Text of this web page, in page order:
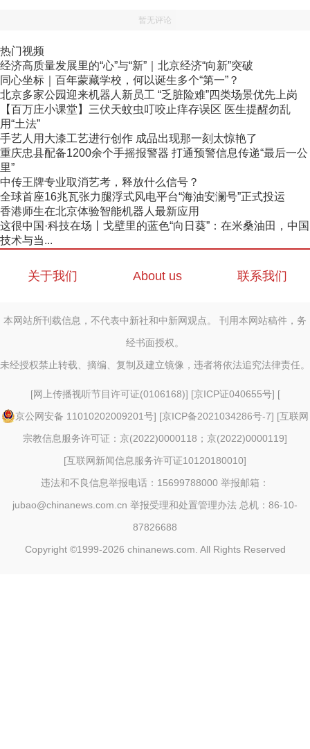
暂无评论
热门视频
经济高质量发展里的“心”与“新”｜北京经济“向新”突破
同心坐标｜百年蒙藏学校，何以诞生多个“第一”？
北京多家公园迎来机器人新员工 “乏脏险难”四类场景优先上岗
【百万庄小课堂】三伏天蚊虫叮咬止痒存误区 医生提醒勿乱
用“土法”
手艺人用大漆工艺进行创作 成品出现那一刻太惊艳了
重庆忠县配备1200余个手摇报警器 打通预警信息传递“最后一公
里”
中传王牌专业取消艺考，释放什么信号？
全球首座16兆瓦张力腿浮式风电平台“海油安澜号”正式投运
香港师生在北京体验智能机器人最新应用
这很中国·科技在场丨戈壁里的蓝色“向日葵”：在米桑油田，中国
技术与当...
关于我们 About us 联系我们
本网站所刊载信息，不代表中新社和中新网观点。 刊用本网站稿件，务
经书面授权。
未经授权禁止转载、摘编、复制及建立镜像，违者将依法追究法律责任。
[网上传播视听节目许可证(0106168)] [京ICP证040655号] [
京公网安备 11010202009201号] [京ICP备2021034286号-7] [互联网
宗教信息服务许可证：京(2022)0000118；京(2022)0000119]
[互联网新闻信息服务许可证10120180010]
违法和不良信息举报电话：15699788000 举报邮箱：
jubao@chinanews.com.cn 举报受理和处置管理办法 总机：86-10-
87826688
Copyright ©1999-2026 chinanews.com. All Rights Reserved